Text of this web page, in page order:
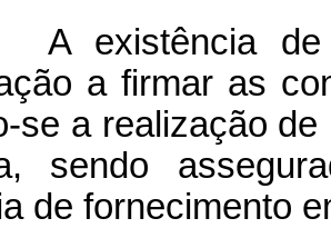
A existência de
a firmar as
se a realização
sendo
de fornecimento